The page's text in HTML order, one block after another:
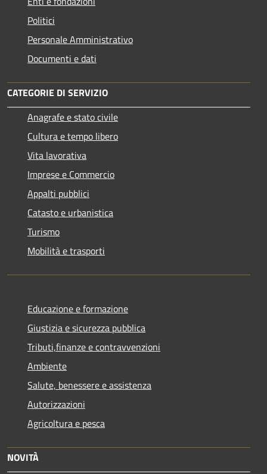
Politici
Personale Amministrativo
Documenti e dati
CATEGORIE DI SERVIZIO
Anagrafe e stato civile
Cultura e tempo libero
Vita lavorativa
Imprese e Commercio
Appalti pubblici
Catasto e urbanistica
Turismo
Mobilità e trasporti
Educazione e formazione
Giustizia e sicurezza pubblica
Tributi,finanze e contravvenzioni
Ambiente
Salute, benessere e assistenza
Autorizzazioni
Agricoltura e pesca
NOVITÀ